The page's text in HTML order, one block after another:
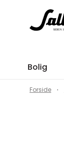
Bolig
Forside